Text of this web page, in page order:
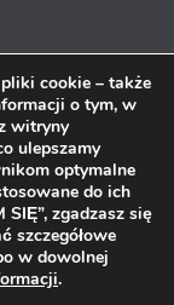
prawa
Wspierane przez
cookie – także
o tym, w
witryny
ulepszamy
optymalne
do ich
zgadzasz się
szczegółowe
w dowolnej
.